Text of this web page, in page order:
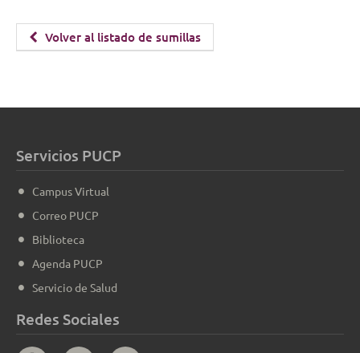
Volver al listado de sumillas
Servicios PUCP
Campus Virtual
Correo PUCP
Biblioteca
Agenda PUCP
Servicio de Salud
Redes Sociales